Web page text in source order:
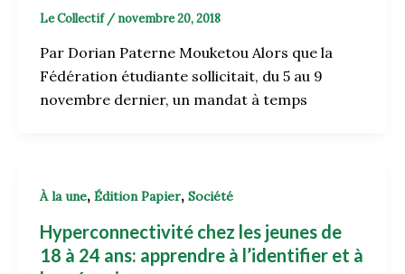
Le Collectif / novembre 20, 2018
Par Dorian Paterne Mouketou Alors que la
Fédération étudiante sollicitait, du 5 au 9
novembre dernier, un mandat à temps
À la une, Édition Papier, Société
Hyperconnectivité chez les jeunes de
18 à 24 ans: apprendre à l’identifier et à